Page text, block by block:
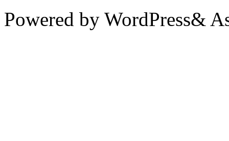
Powered by WordPress&